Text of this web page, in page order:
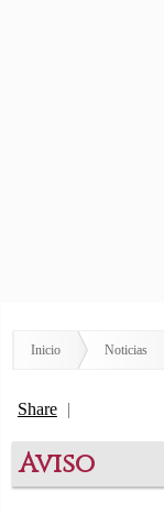
Inicio Noticias
Share |
Aviso